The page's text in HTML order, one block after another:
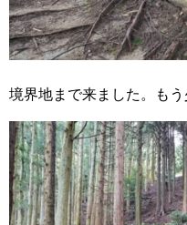
境界地まで来ました。もう